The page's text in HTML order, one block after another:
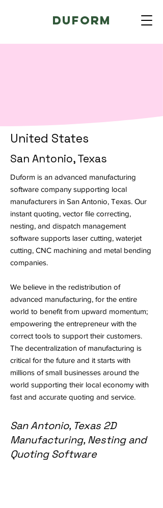
Duform
United States
San Antonio, Texas
Duform is an advanced manufacturing
software company supporting local
manufacturers in San Antonio, Texas. Our
instant quoting, vector file correcting,
nesting, and dispatch management
software supports laser cutting, waterjet
cutting, CNC machining and metal bending
companies.
We believe in the redistribution of
advanced manufacturing, for the entire
world to benefit from upward momentum;
empowering the entrepreneur with the
correct tools to support their customers.
The decentralization of manufacturing is
critical for the future and it starts with
millions of small businesses around the
world supporting their local economy with
fast and accurate quoting and service.
San Antonio, Texas 2D
Manufacturing, Nesting and
Quoting Software